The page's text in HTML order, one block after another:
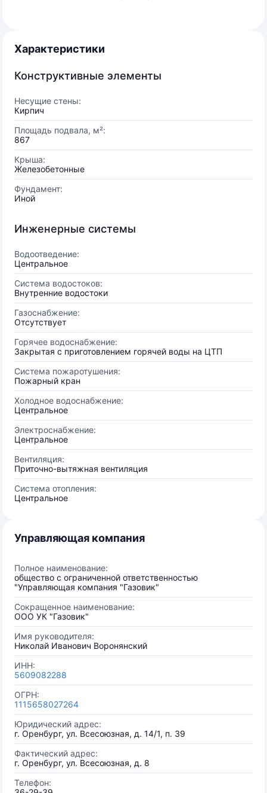
Характеристики
Конструктивные элементы
Несущие стены:
Кирпич
Площадь подвала, м²:
867
Крыша:
Железобетонные
Фундамент:
Иной
Инженерные системы
Водоотведение:
Центральное
Система водостоков:
Внутренние водостоки
Газоснабжение:
Отсутствует
Горячее водоснабжение:
Закрытая с приготовлением горячей воды на ЦТП
Система пожаротушения:
Пожарный кран
Холодное водоснабжение:
Центральное
Электроснабжение:
Центральное
Вентиляция:
Приточно-вытяжная вентиляция
Система отопления:
Центральное
Управляющая компания
Полное наименование:
общество с ограниченной ответственностью
"Управляющая компания "Газовик"
Сокращенное наименование:
ООО УК "Газовик"
Имя руководителя:
Николай Иванович Воронянский
ИНН:
5609082288
ОГРН:
1115658027264
Юридический адрес:
г. Оренбург, ул. Всесоюзная, д. 14/1, п. 39
Фактический адрес:
г. Оренбург, ул. Всесоюзная, д. 8
Телефон: